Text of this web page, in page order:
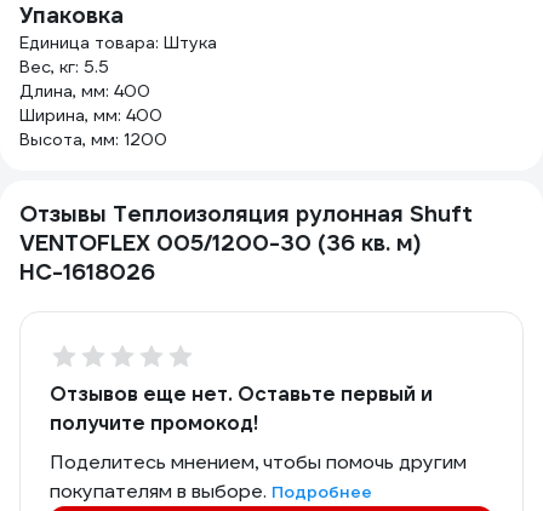
Упаковка
Единица товара: Штука
Вес, кг: 5.5
Длина, мм: 400
Ширина, мм: 400
Высота, мм: 1200
Отзывы Теплоизоляция рулонная Shuft
VENTOFLEX 005/1200-30 (36 кв. м)
НС-1618026
Отзывов еще нет. Оставьте первый и
получите промокод!
Поделитесь мнением, чтобы помочь другим
покупателям в выборе. Подробнее